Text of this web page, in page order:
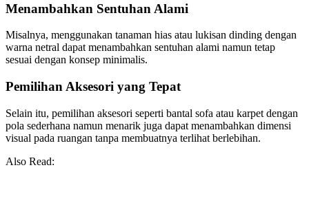
Menambahkan Sentuhan Alami
Misalnya, menggunakan tanaman hias atau lukisan dinding dengan
warna netral dapat menambahkan sentuhan alami namun tetap
sesuai dengan konsep minimalis.
Pemilihan Aksesori yang Tepat
Selain itu, pemilihan aksesori seperti bantal sofa atau karpet dengan
pola sederhana namun menarik juga dapat menambahkan dimensi
visual pada ruangan tanpa membuatnya terlihat berlebihan.
Also Read: